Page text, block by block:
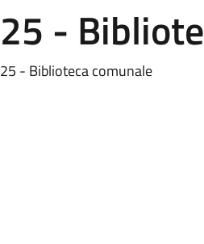
25 -
25 - Biblioteca comunale